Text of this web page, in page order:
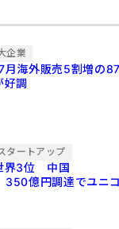
企業
月海外販売5割増の
調
タートアップ
界3位 中国
350億円調達でユニ